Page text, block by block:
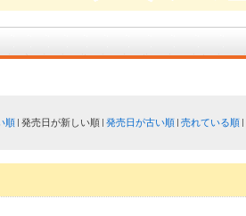
順 発売日が新しい順 発売日が古い順 売れている順